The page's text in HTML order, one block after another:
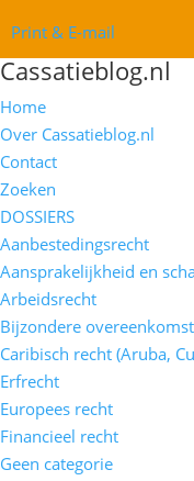
Print & E-mail
Cassatieblog.nl
Home
Over Cassatieblog.nl
Contact
Zoeken
DOSSIERS
Aanbestedingsrecht
Aansprakelijkheid en
Arbeidsrecht
Bijzondere
Caribisch recht (Aruba,
Erfrecht
Europees recht
Financieel recht
Geen categorie